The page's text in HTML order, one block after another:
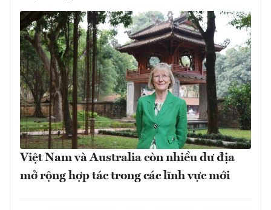
Việt Nam và Australia còn nhiều dư địa
mở rộng hợp tác trong các lĩnh vực mới